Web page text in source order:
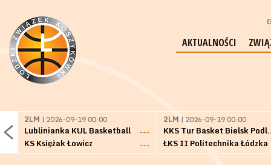
AKTUALNOŚCI
2LM | 2026-09-19 00:00
Lublinianka KUL Basketball
---
KS Księżak Łowicz
---
2LM | 2026-09-19 00:00
KKS Tur
ŁKS II Politechnika Łódzka